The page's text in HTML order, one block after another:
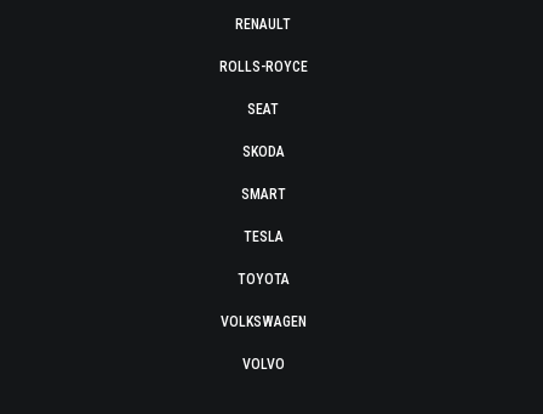
RENAULT
ROLLS-ROYCE
SEAT
SKODA
SMART
TESLA
TOYOTA
VOLKSWAGEN
VOLVO